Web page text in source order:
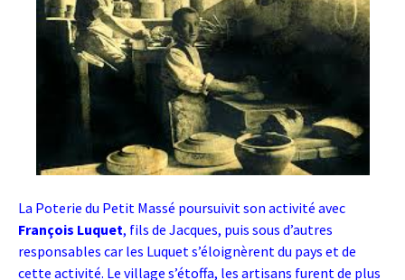
La Poterie du Petit Massé poursuivit son activité avec
François Luquet, fils de Jacques, puis sous d’autres
responsables car les Luquet s’éloignèrent du pays et de
cette activité. Le village s’étoffa, les artisans furent de plus